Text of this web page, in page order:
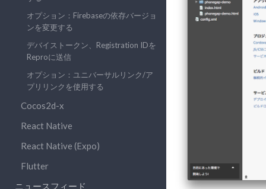
オプション：Firebaseの依存バージョ
ンを変更する
デバイストークン、Registration IDを
Reproに送信
オプション：ユニバーサルリンク/ア
プリリンクを使用する
Cocos2d-x
React Native
React Native (Expo)
Flutter
ニュースフィード